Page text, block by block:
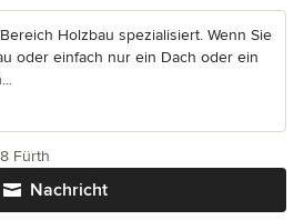
Holzbau spezialisiert. Wenn Sie
oder einfach nur ein Dach oder ein
Nachricht
Fürth